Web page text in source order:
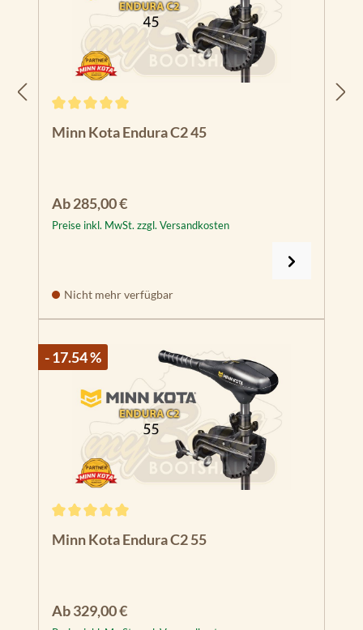
Minn Kota Endura C2 45
Regulärer Preis:
Ab285,00 €
Preise inkl. MwSt. zzgl. Versandkosten
Nicht mehr verfügbar
- 17.54 %
Minn Kota Endura C2 55
Regulärer Preis:
Ab329,00 €